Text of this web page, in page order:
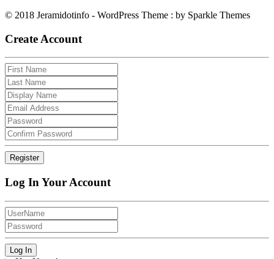
© 2018 Jeramidotinfo - WordPress Theme : by Sparkle Themes
Create Account
Log In Your Account